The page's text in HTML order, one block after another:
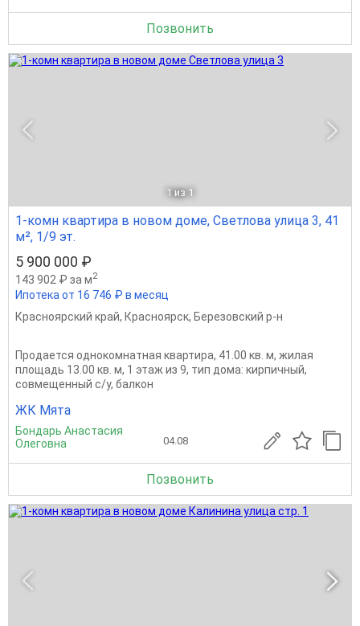
Позвонить
1 из 1
1-комн квартира в новом доме, Светлова улица 3, 41
м², 1/9 эт.
5 900 000 ₽
143 902 ₽ за м2
Ипотека от 16 746 ₽ в месяц
Красноярский край, Красноярск, Березовский р-н
Продается однокомнатная квартира, 41.00 кв. м, жилая
площадь 13.00 кв. м, 1 этаж из 9, тип дома: кирпичный,
совмещенный с/у, балкон
ЖК Мята
Бондарь Анастасия
Олеговна
04.08
Позвонить